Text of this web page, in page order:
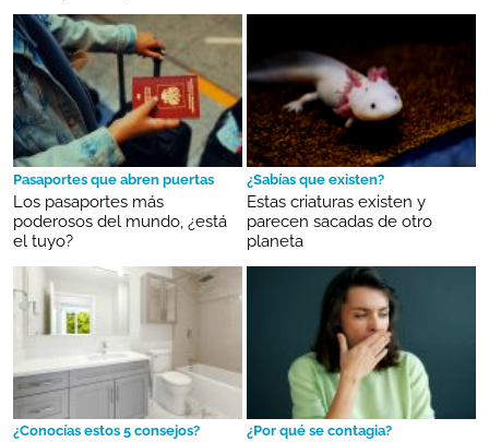
Pasaportes que abren puertas
Los pasaportes más
poderosos del mundo, ¿está
el tuyo?
¿Sabías que existen?
Estas criaturas existen y
parecen sacadas de otro
planeta
¿Conocías estos 5 consejos? ¿Por qué se contagia?